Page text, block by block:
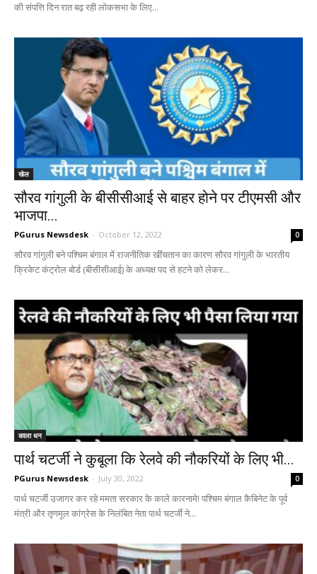
की संपत्ति दिन रात बढ़ रही लाेकसभा के लिए...
खेल
सौरव गांगुली के बीसीसीआई से बाहर होने पर टीएमसी और
भाजपा...
PGurus Newsdesk - October 12, 2022 0
सौरव गांगुली बने पश्चिम बंगाल में राजनीतिक खींचतान का कारण सौरव गांगुली के भारतीय
क्रिकेट कंट्रोल बोर्ड (बीसीसीआई) के अध्यक्ष पद से हटने को लेकर...
काला धन
पार्थ चटर्जी ने कुबूला कि रेलवे की नौकरियों के लिए भी...
PGurus Newsdesk - July 30, 2022 0
पार्थ चटर्जी उजागर कर रहे ममता सरकार के काले कारनामे! पश्चिम बंगाल कैबिनेट के पूर्व
मंत्री और तृणमूल कांग्रेस के निलंबित नेता पार्थ चटर्जी ने...